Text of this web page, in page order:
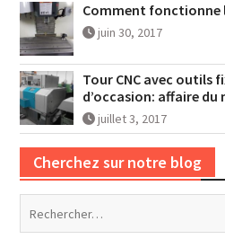
Comment fonctionne
juin 30, 2017
Tour CNC avec outils
d’occasion: affaire
juillet 3, 2017
Cherchez sur notre blog